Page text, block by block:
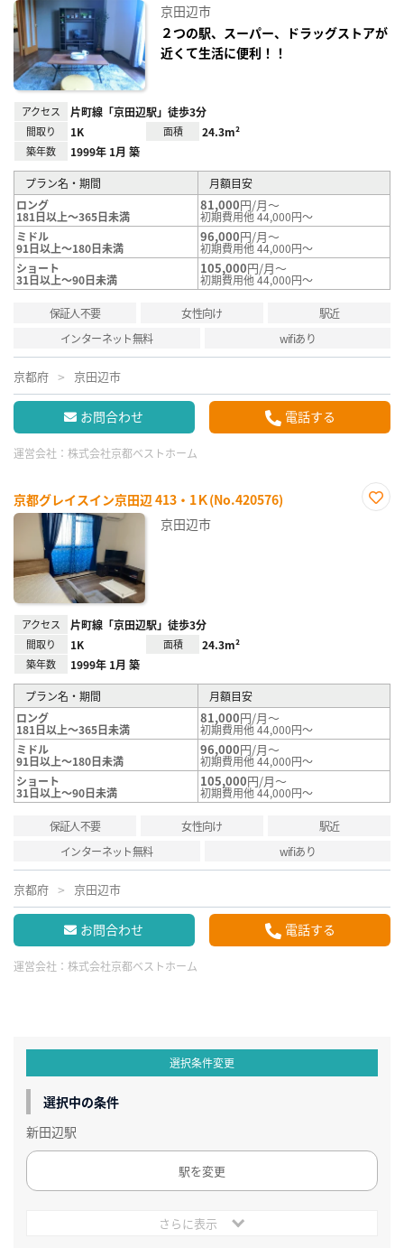
り登
録
京田辺市
２つの駅、スーパー、ドラッグストアが
近くて生活に便利！！
アクセス 片町線「京田辺駅」徒歩3分
間取り 1K 面積 24.3m²
築年数 1999年 1月 築
プラン名・期間
月額目安
ロング
181日以上～365日未満
81,000円/月～
初期費用他 44,000円～
ミドル
91日以上～180日未満
96,000円/月～
初期費用他 44,000円～
ショート
31日以上～90日未満
105,000円/月～
初期費用他 44,000円～
保証人不要 女性向け
駅近
インターネット無料
wifiあり
京都府 京田辺市
お問合わせ 電話する
運営会社： 株式会社京都ベストホーム
京都グレイスイン京田辺 413・1Ｋ(No.420576)
京田辺市
アクセス 片町線「京田辺駅」徒歩3分
間取り 1K 面積 24.3m²
築年数 1999年 1月 築
プラン名・期間
月額目安
ロング
181日以上～365日未満
81,000円/月～
初期費用他 44,000円～
ミドル
91日以上～180日未満
96,000円/月～
初期費用他 44,000円～
ショート
31日以上～90日未満
105,000円/月～
初期費用他 44,000円～
保証人不要 女性向け
駅近
インターネット無料
wifiあり
京都府 京田辺市
お問合わせ 電話する
運営会社： 株式会社京都ベストホーム
選択条件変更
選択中の条件
新田辺駅
駅を変更
さらに表示